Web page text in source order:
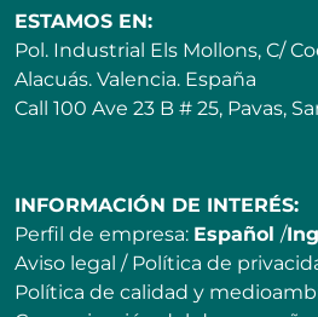
ESTAMOS EN:
Pol. Industrial Els Mollons, C/
Alacuás. Valencia. España
Call 100 Ave 23 B # 25, Pavas,
INFORMACIÓN DE INTERÉS:
Perfil de empresa: Español /
Aviso legal / Política de
Política de calidad y